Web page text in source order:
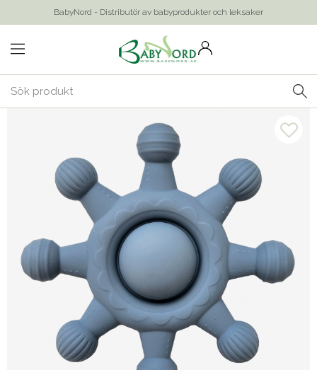
BabyNord - Distributör av babyprodukter och leksaker